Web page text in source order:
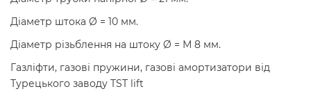
Діаметр штока Ø = 10 мм.
Діаметр різьблення на штоку Ø = М 8 мм.
Газліфти, газові пружини, газові амортизатори від
Турецького заводу TST lift